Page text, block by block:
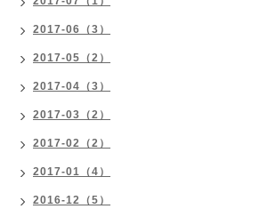
2017-06（3）
2017-05（2）
2017-04（3）
2017-03（2）
2017-02（2）
2017-01（4）
2016-12（5）